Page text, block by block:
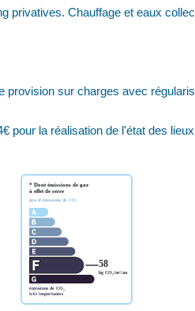
privatives. Chauffage et eaux
provision sur charges avec
pour la réalisation de l'état des